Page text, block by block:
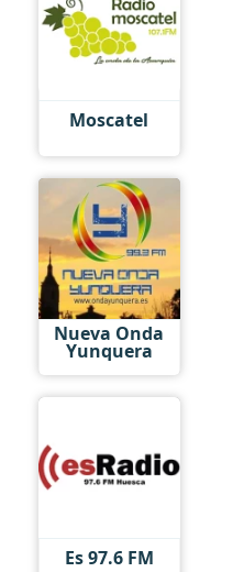
Moscatel
Nueva Onda
Yunquera
Es 97.6 FM